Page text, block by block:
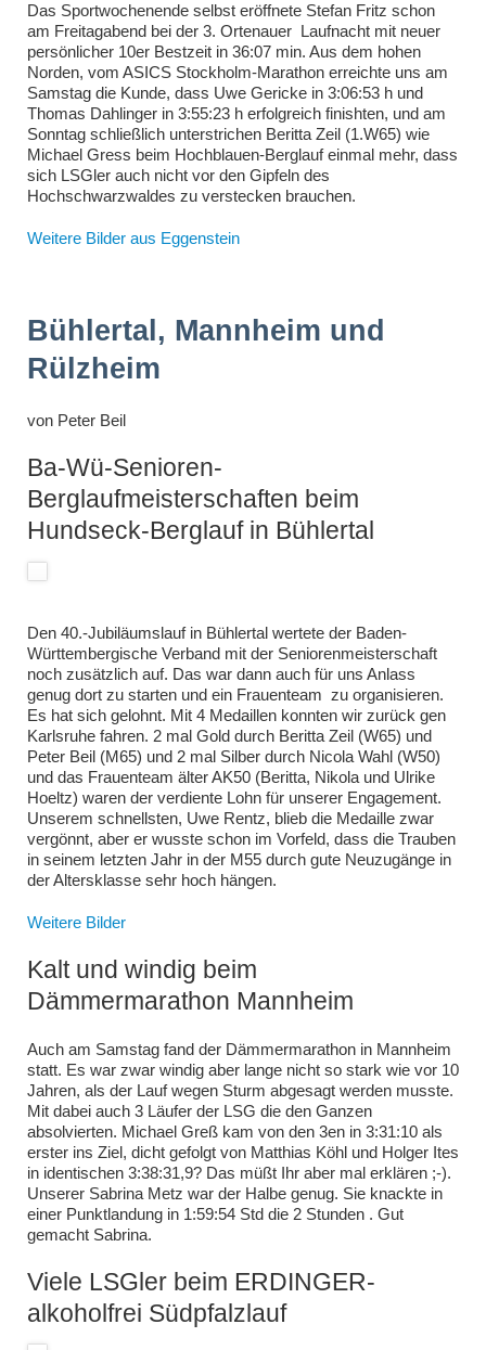
Das Sportwochenende selbst eröffnete Stefan Fritz schon
am Freitagabend bei der 3. Ortenauer Laufnacht mit neuer
persönlicher 10er Bestzeit in 36:07 min. Aus dem hohen
Norden, vom ASICS Stockholm-Marathon erreichte uns am
Samstag die Kunde, dass Uwe Gericke in 3:06:53 h und
Thomas Dahlinger in 3:55:23 h erfolgreich finishten, und am
Sonntag schließlich unterstrichen Beritta Zeil (1.W65) wie
Michael Gress beim Hochblauen-Berglauf einmal mehr, dass
sich LSGler auch nicht vor den Gipfeln des
Hochschwarzwaldes zu verstecken brauchen.
Weitere Bilder aus Eggenstein
Bühlertal, Mannheim und
Rülzheim
von Peter Beil
Ba-Wü-Senioren-
Berglaufmeisterschaften beim
Hundseck-Berglauf in Bühlertal
Den 40.-Jubiläumslauf in Bühlertal wertete der Baden-
Württembergische Verband mit der Seniorenmeisterschaft
noch zusätzlich auf. Das war dann auch für uns Anlass
genug dort zu starten und ein Frauenteam zu organisieren.
Es hat sich gelohnt. Mit 4 Medaillen konnten wir zurück gen
Karlsruhe fahren. 2 mal Gold durch Beritta Zeil (W65) und
Peter Beil (M65) und 2 mal Silber durch Nicola Wahl (W50)
und das Frauenteam älter AK50 (Beritta, Nikola und Ulrike
Hoeltz) waren der verdiente Lohn für unserer Engagement.
Unserem schnellsten, Uwe Rentz, blieb die Medaille zwar
vergönnt, aber er wusste schon im Vorfeld, dass die Trauben
in seinem letzten Jahr in der M55 durch gute Neuzugänge in
der Altersklasse sehr hoch hängen.
Weitere Bilder
Kalt und windig beim
Dämmermarathon Mannheim
Auch am Samstag fand der Dämmermarathon in Mannheim
statt. Es war zwar windig aber lange nicht so stark wie vor 10
Jahren, als der Lauf wegen Sturm abgesagt werden musste.
Mit dabei auch 3 Läufer der LSG die den Ganzen
absolvierten. Michael Greß kam von den 3en in 3:31:10 als
erster ins Ziel, dicht gefolgt von Matthias Köhl und Holger Ites
in identischen 3:38:31,9? Das müßt Ihr aber mal erklären ;-).
Unserer Sabrina Metz war der Halbe genug. Sie knackte in
einer Punktlandung in 1:59:54 Std die 2 Stunden . Gut
gemacht Sabrina.
Viele LSGler beim ERDINGER-
alkoholfrei Südpfalzlauf